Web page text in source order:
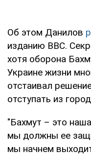
Об этом Данилов
изданию BBC.
хотя оборона
Украине жизни
отстаивал
отступать из
"Бахмут – это
мы должны ее
мы начнем